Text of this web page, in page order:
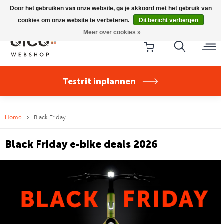
Riese & Müller Nevo5 Silent Core nu direct uit voorraad
leverbaar!
Testrit inplannen
Home Black Friday
Black Friday e-bike deals 2026
Door het gebruiken van onze website, ga je akkoord met het gebruik van
cookies om onze website te verbeteren.
Dit bericht verbergen
Meer over cookies »